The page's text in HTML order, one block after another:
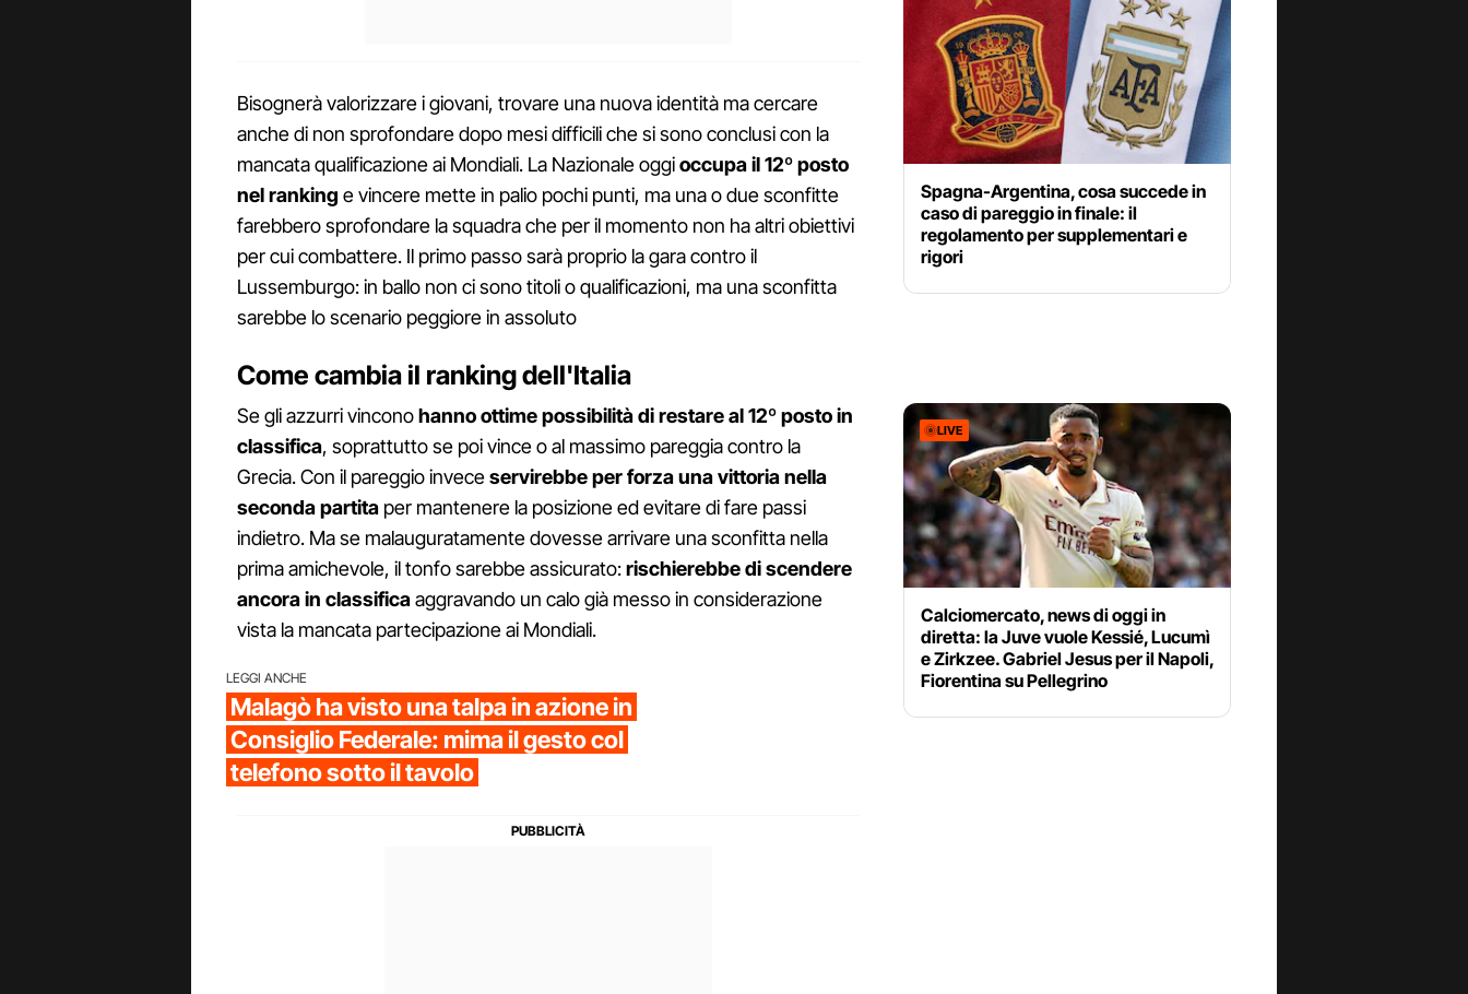
Bisognerà valorizzare i giovani, trovare una nuova identità ma cercare
anche di non sprofondare dopo mesi difficili che si sono conclusi con la
mancata qualificazione ai Mondiali. La Nazionale oggioccupa il 12º posto
nel ranking e vincere mette in palio pochi punti, ma una o due sconfitte
farebbero sprofondare la squadra che per il momento non ha altri obiettivi
per cui combattere. Il primo passo sarà proprio la gara contro il
Lussemburgo: in ballo non ci sono titoli o qualificazioni, ma una sconfitta
sarebbe lo scenario peggiore in assoluto
Come cambia il ranking dell'Italia
Se gli azzurri vinconohanno ottime possibilità di restare al 12º posto in
classifica, soprattutto se poi vince o al massimo pareggia contro la
Grecia. Con il pareggio inveceservirebbe per forza una vittoria nella
seconda partita per mantenere la posizione ed evitare di fare passi
indietro. Ma se malauguratamente dovesse arrivare una sconfitta nella
prima amichevole, il tonfo sarebbe assicurato:rischierebbe di scendere
ancora in classificaaggravando un calo già messo in considerazione
vista la mancata partecipazione ai Mondiali.
LEGGI ANCHE
Malagò ha visto una talpa in azione in
Consiglio Federale: mima il gesto col
telefono sotto il tavolo
Spagna-Argentina, cosa succede in
caso di pareggio in finale: il
regolamento per supplementari e
rigori
LIVE
Calciomercato, news di oggi in
diretta: la Juve vuole Kessié, Lucumì
e Zirkzee. Gabriel Jesus per il Napoli,
Fiorentina su Pellegrino